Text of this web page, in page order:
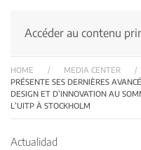
Accéder au contenu
HOME MEDIA CENTER
PRÉSENTE SES DERNIÈRES
DESIGN ET D’INNOVATION AU
L’UITP À STOCKHOLM
Actualidad